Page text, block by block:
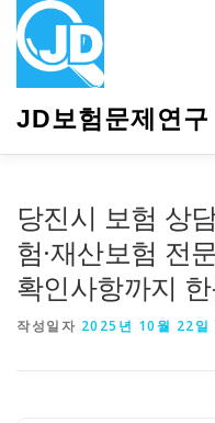
JD보험문제연구
당진시 보험 상
험·재산보험 전
확인사항까지
작성일자 2025년 10월 22일